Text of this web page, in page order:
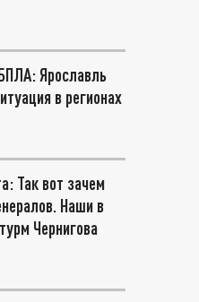
Ярославль
в регионах
Так вот зачем
Наши в
Чернигова